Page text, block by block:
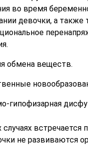
во время
девочки, а также
обмена веществ.
гипофизарная
встречается
не развиваются